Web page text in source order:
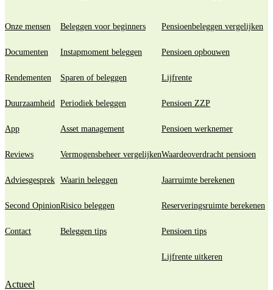
Onze mensen
Documenten
Rendementen
Duurzaamheid
App
Reviews
Adviesgesprek
Second Opinion
Contact
Beleggen voor beginners
Instapmoment beleggen
Sparen of beleggen
Periodiek beleggen
Asset management
Vermogensbeheer vergelijken
Waarin beleggen
Risico beleggen
Beleggen tips
Pensioenbeleggen vergelijken
Pensioen opbouwen
Lijfrente
Pensioen ZZP
Pensioen werknemer
Waardeoverdracht pensioen
Jaarruimte berekenen
Reserveringsruimte berekenen
Pensioen tips
Lijfrente uitkeren
Actueel